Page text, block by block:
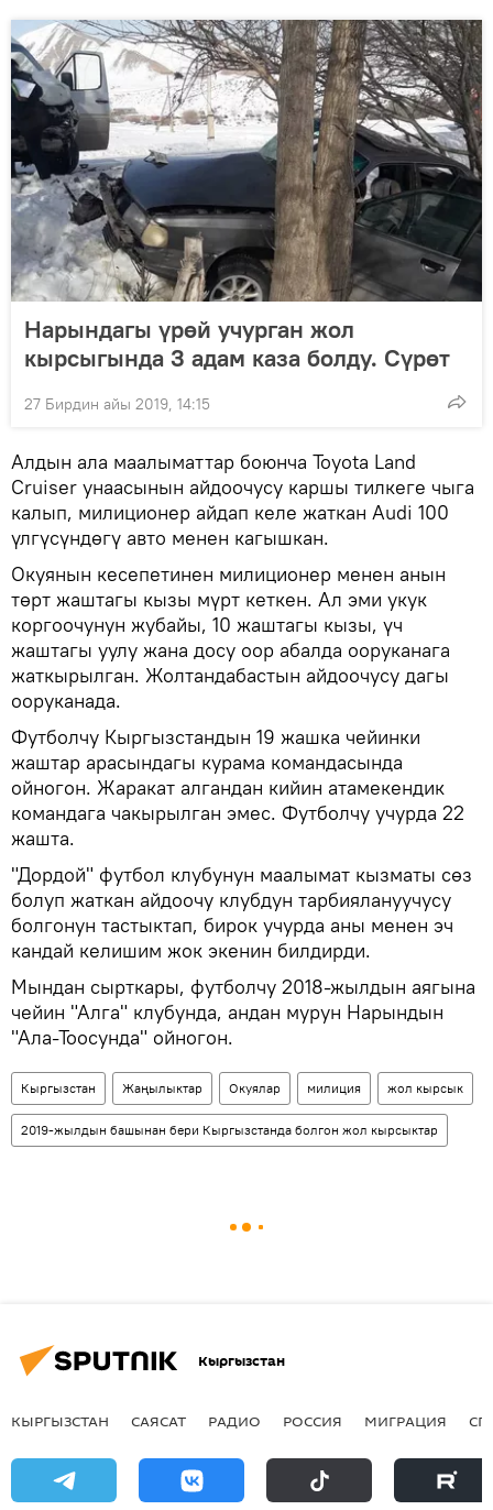
Нарындагы үрөй учурган жол
кырсыгында 3 адам каза болду. Сүрөт
27 Бирдин айы 2019, 14:15
Алдын ала маалыматтар боюнча Toyota Land
Cruiser унаасынын айдоочусу каршы тилкеге чыга
калып, милиционер айдап келе жаткан Audi 100
үлгүсүндөгү авто менен кагышкан.
Окуянын кесепетинен милиционер менен анын
төрт жаштагы кызы мүрт кеткен. Ал эми укук
коргоочунун жубайы, 10 жаштагы кызы, үч
жаштагы уулу жана досу оор абалда ооруканага
жаткырылган. Жолтандабастын айдоочусу дагы
ооруканада.
Футболчу Кыргызстандын 19 жашка чейинки
жаштар арасындагы курама командасында
ойногон. Жаракат алгандан кийин атамекендик
командага чакырылган эмес. Футболчу учурда 22
жашта.
"Дордой" футбол клубунун маалымат кызматы сөз
болуп жаткан айдоочу клубдун тарбиялануучусу
болгонун тастыктап, бирок учурда аны менен эч
кандай келишим жок экенин билдирди.
Мындан сырткары, футболчу 2018-жылдын аягына
чейин "Алга" клубунда, андан мурун Нарындын
"Ала-Тоосунда" ойногон.
Кыргызстан Жаңылыктар Окуялар милиция жол кырсык
2019-жылдын башынан бери Кыргызстанда болгон жол кырсыктар
Кыргызстан
КЫРГЫЗСТАН САЯСАТ РАДИО РОССИЯ МИГРАЦИЯ